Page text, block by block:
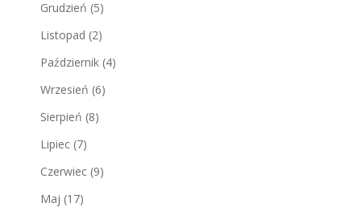
Grudzień (5)
Listopad (2)
Październik (4)
Wrzesień (6)
Sierpień (8)
Lipiec (7)
Czerwiec (9)
Maj (17)